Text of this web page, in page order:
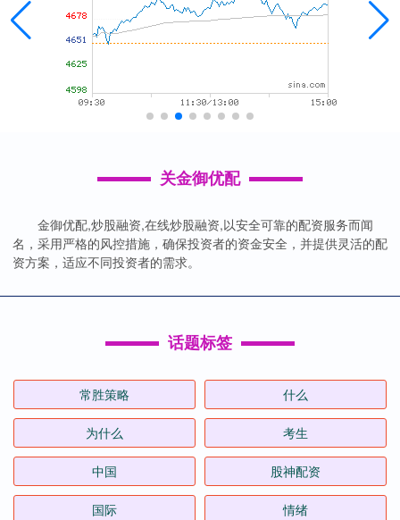
关金御优配
金御优配,炒股融资,在线炒股融资,以安全可靠的配资服务而闻
名，采用严格的风控措施，确保投资者的资金安全，并提供灵活的配
资方案，适应不同投资者的需求。
话题标签
常胜策略 什么
为什么 考生
中国 股神配资
国际 情绪